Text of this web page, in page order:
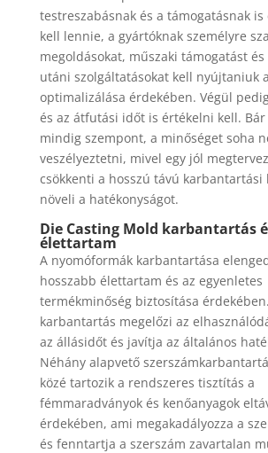
testreszabásnak és a támogatásnak
kell lennie, a gyártóknak személyre
megoldásokat, műszaki támogatást
utáni szolgáltatásokat kell nyújtaniuk
optimalizálása érdekében. Végül
és az átfutási időt is értékelni kell. Bár
mindig szempont, a minőséget soha
veszélyeztetni, mivel egy jól
csökkenti a hosszú távú karbantartási
növeli a hatékonyságot.
Die Casting Mold karbantartás
élettartam
A nyomóformák karbantartása
hosszabb élettartam és az egyenletes
termékminőség biztosítása
karbantartás megelőzi az
az állásidőt és javítja az általános
Néhány alapvető
közé tartozik a rendszeres tisztítás a
fémmaradványok és kenőanyagok
érdekében, ami megakadályozza a
és fenntartja a szerszám zavartalan